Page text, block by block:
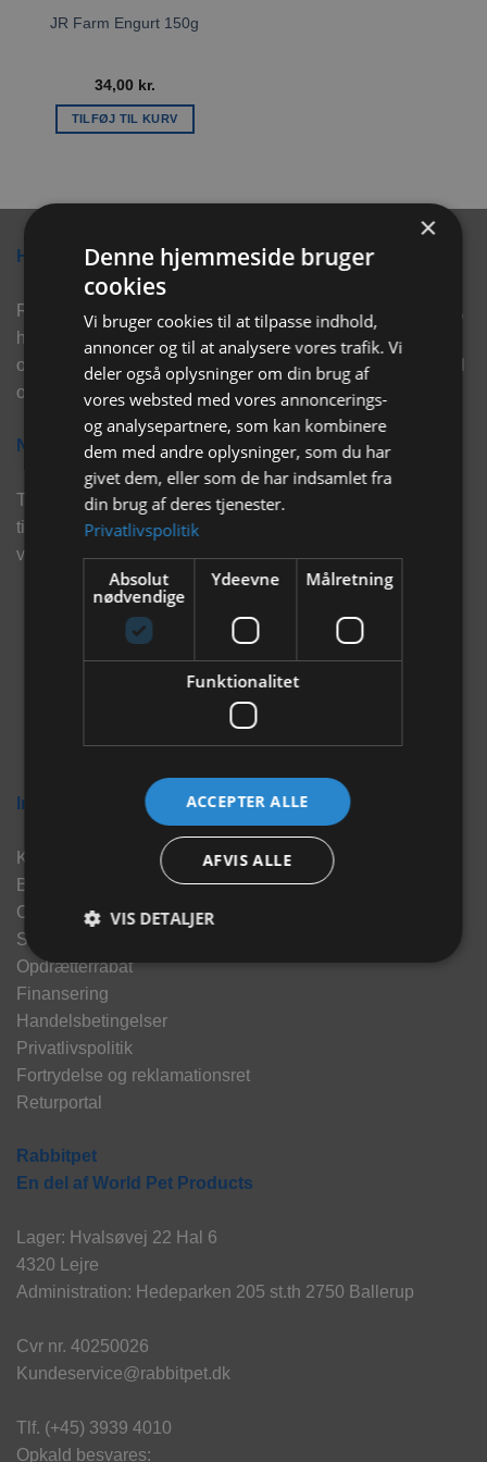
JR Farm Engurt 150g
34,00 kr.
TILFØJ TIL KURV
Hvorfor vælge Rabbitpet?
Rabbitpet sælger ikke kun kvalitetsprodukter såsom, foder,
hø, aktivering, strøelse mm. til vores kunder. Vi hjælper
også med rådgivning, så tøv ikke med at skrive eller ring til
os for hjælp..
Nyhedsbrev
Tilmeld dig vores nyhedsbrev og eksklusive tilbud og få
tilbud på mail før andre gør. Vi vil holde dig opdateret med
vores seneste information, produkter og tilbud.
Information
Kontakt
Brand
Om os
Sponsorater
Opdrætterrabat
Finansering
Handelsbetingelser
Privatlivspolitik
Fortrydelse og reklamationsret
Returportal
Rabbitpet
En del af World Pet Products
Lager: Hvalsøvej 22 Hal 6
4320 Lejre
Administration: Hedeparken 205 st.th 2750 Ballerup
Cvr nr. 40250026
Kundeservice@rabbitpet.dk
Tlf. (+45) 3939 4010
Opkald besvares:
×
Denne hjemmeside bruger
cookies
Vi bruger cookies til at tilpasse indhold,
annoncer og til at analysere vores trafik. Vi
deler også oplysninger om din brug af
vores websted med vores annoncerings-
og analysepartnere, som kan kombinere
dem med andre oplysninger, som du har
givet dem, eller som de har indsamlet fra
din brug af deres tjenester.
Privatlivspolitik
Absolut
nødvendige
Ydeevne Målretning
Funktionalitet
ACCEPTER ALLE
AFVIS ALLE
VIS DETALJER